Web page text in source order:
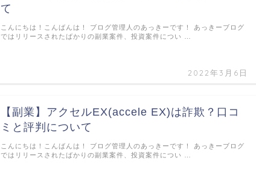
て
2022年3月6日
こんにちは！こんばんは！ ブログ管理人のあっきーです！ あっきーブログ
ではリリースされたばかりの副業案件、投資案件につい …
【副業】アクセルEX(accele EX)は詐欺？口コ
ミと評判について
こんにちは！こんばんは！ ブログ管理人のあっきーです！ あっきーブログ
ではリリースされたばかりの副業案件、投資案件につい …